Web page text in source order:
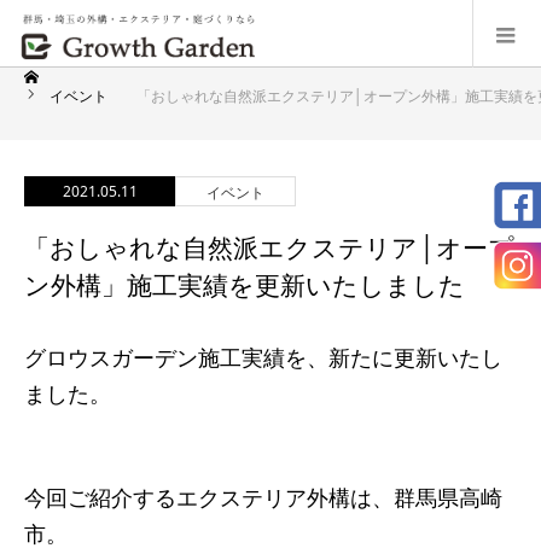
イベント 「おしゃれな自然派エクステリア│オープン外構」施工実績
2021.05.11 イベント
「おしゃれな自然派エクステリア│オープ
ン外構」施工実績を更新いたしました
グロウスガーデン施工実績を、新たに更新いたし
ました。
今回ご紹介するエクステリア外構は、群馬県高崎
市。